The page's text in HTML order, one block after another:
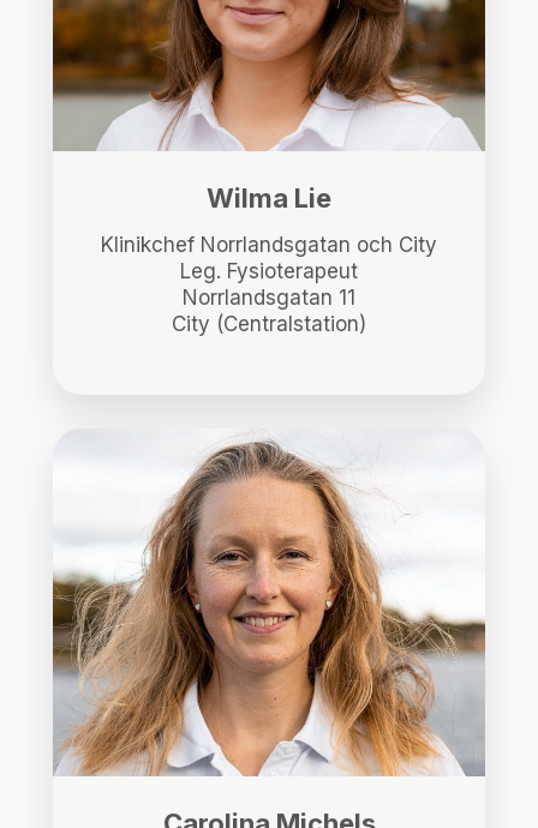
Wilma Lie
Klinikchef Norrlandsgatan och City
Leg. Fysioterapeut
Norrlandsgatan 11
City (Centralstation)